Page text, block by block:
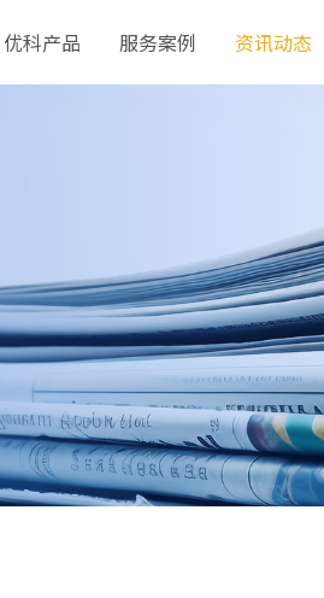
优科产品 服务案例 资讯动态